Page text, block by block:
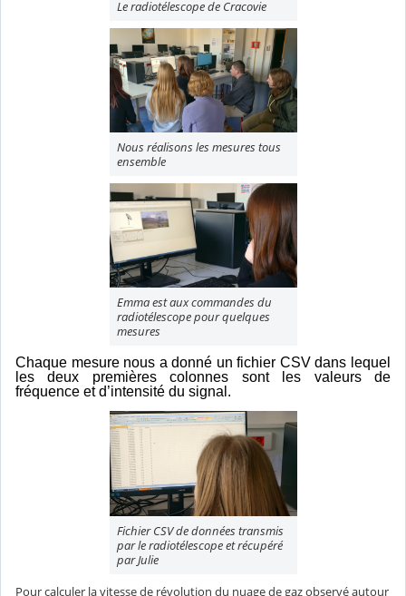
Le radiotélescope de Cracovie
Nous réalisons les mesures tous
ensemble
Emma est aux commandes du
radiotélescope pour quelques
mesures
Chaque mesure nous a donné un fichier CSV dans lequel
les deux premières colonnes sont les valeurs de
fréquence et d’intensité du signal.
Fichier CSV de données transmis
par le radiotélescope et récupéré
par Julie
Pour calculer la vitesse de révolution du nuage de gaz observé autour